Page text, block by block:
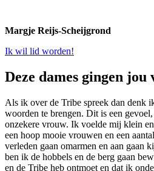
Margje Reijs-Scheijgrond
Ik wil lid worden!
Deze dames gingen jou
Als ik over de Tribe spreek dan denk
woorden te brengen. Dit is een
onzekere vrouw. Ik voelde mij klein
een hoop mooie vrouwen en een
verleden gaan omarmen en aan gaan
ben ik de hobbels en de berg gaan
en de Tribe heb ontmoet en dat ik